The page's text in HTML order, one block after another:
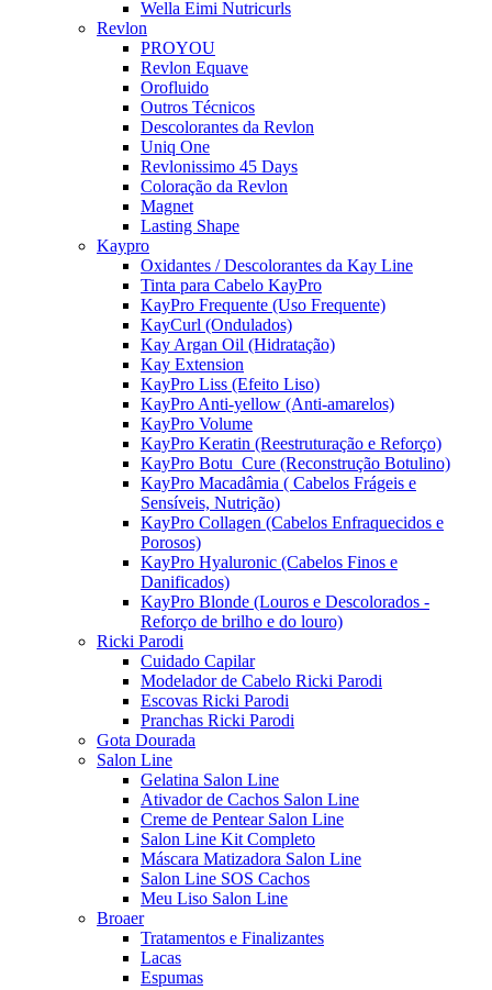
Wella Eimi Nutricurls
Revlon
PROYOU
Revlon Equave
Orofluido
Outros Técnicos
Descolorantes da Revlon
Uniq One
Revlonissimo 45 Days
Coloração da Revlon
Magnet
Lasting Shape
Kaypro
Oxidantes / Descolorantes da Kay Line
Tinta para Cabelo KayPro
KayPro Frequente (Uso Frequente)
KayCurl (Ondulados)
Kay Argan Oil (Hidratação)
Kay Extension
KayPro Liss (Efeito Liso)
KayPro Anti-yellow (Anti-amarelos)
KayPro Volume
KayPro Keratin (Reestruturação e Reforço)
KayPro Botu_Cure (Reconstrução Botulino)
KayPro Macadâmia ( Cabelos Frágeis e
Sensíveis, Nutrição)
KayPro Collagen (Cabelos Enfraquecidos e
Porosos)
KayPro Hyaluronic (Cabelos Finos e
Danificados)
KayPro Blonde (Louros e Descolorados -
Reforço de brilho e do louro)
Ricki Parodi
Cuidado Capilar
Modelador de Cabelo Ricki Parodi
Escovas Ricki Parodi
Pranchas Ricki Parodi
Gota Dourada
Salon Line
Gelatina Salon Line
Ativador de Cachos Salon Line
Creme de Pentear Salon Line
Salon Line Kit Completo
Máscara Matizadora Salon Line
Salon Line SOS Cachos
Meu Liso Salon Line
Broaer
Tratamentos e Finalizantes
Lacas
Espumas